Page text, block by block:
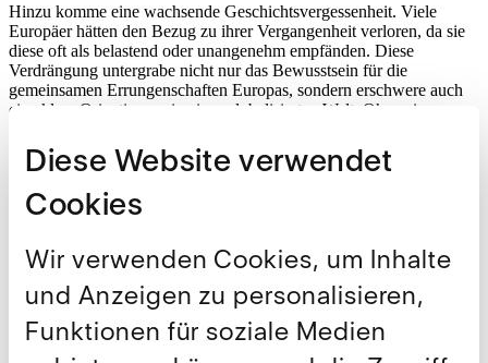
Diese Website verwendet
Cookies
Wir verwenden Cookies, um Inhalte
und Anzeigen zu personalisieren,
Funktionen für soziale Medien
Hinzu komme eine wachsende Geschichtsvergessenheit. Viele
Europäer hätten den Bezug zu ihrer Vergangenheit verloren, da sie
diese oft als belastend oder unangenehm empfänden. Diese
Verdrängung untergrabe nicht nur das Bewusstsein für die
gemeinsamen Errungenschaften Europas, sondern erschwere auch
eine klare Orientierung in einer globalisierten Welt. Ohne eine
Europa, seine Einheit und seine Bedeutung als globaler Akteur zu
verlieren.
Ausserdem lesen Sie im Interview:
Weshalb Peter Sloterdijk Europa als „Kontinent ohne
Eigenschaften“ bezeichnet
Was Peter Sloterdijk mit dem französischen Präsidenten
Emmanuel Macron im Elysée-Palast besprochen hat.